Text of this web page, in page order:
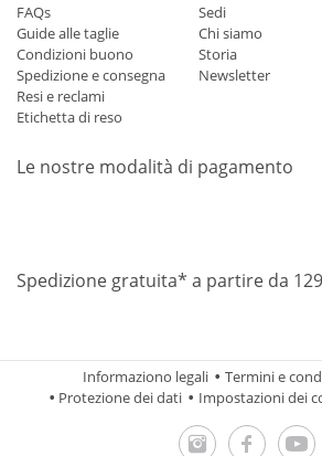
FAQs
Guide alle taglie
Condizioni buono
Spedizione e consegna
Resi e reclami
Etichetta di reso
Sedi
Chi siamo
Storia
Newsletter
Le nostre modalità di pagamento
Spedizione gratuita* a partire da
Informaziono legali
Termini e
Protezione dei dati
Impostazioni dei